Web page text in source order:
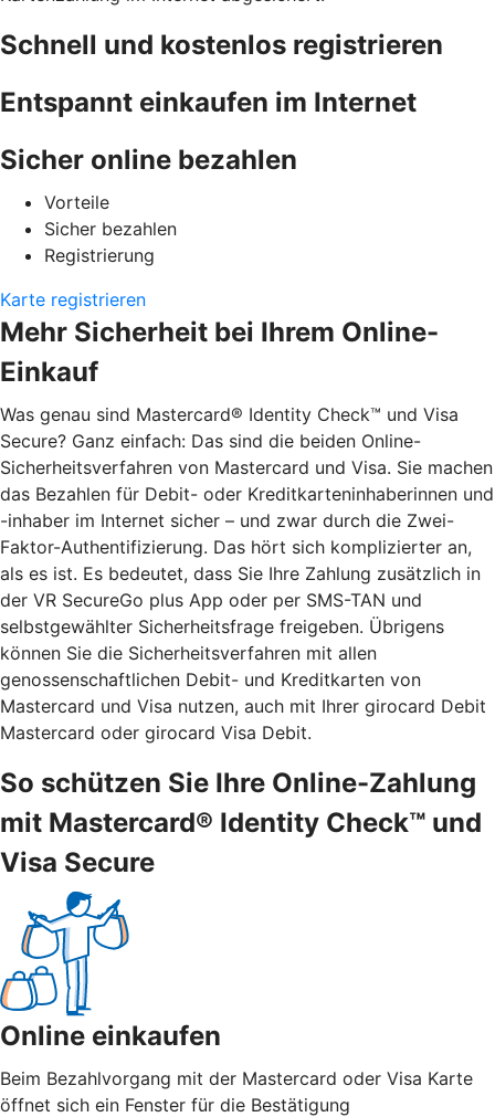
Schnell und kostenlos registrieren
Entspannt einkaufen im Internet
Sicher online bezahlen
Vorteile
Sicher bezahlen
Registrierung
Karte registrieren
Mehr Sicherheit bei Ihrem Online-
Einkauf
Was genau sind Mastercard® Identity Check™ und Visa
Secure? Ganz einfach: Das sind die beiden Online-
Sicherheitsverfahren von Mastercard und Visa. Sie machen
das Bezahlen für Debit- oder Kreditkarteninhaberinnen und
-inhaber im Internet sicher – und zwar durch die Zwei-
Faktor-Authentifizierung. Das hört sich komplizierter an,
als es ist. Es bedeutet, dass Sie Ihre Zahlung zusätzlich in
der VR SecureGo plus App oder per SMS-TAN und
selbstgewählter Sicherheitsfrage freigeben. Übrigens
können Sie die Sicherheitsverfahren mit allen
genossenschaftlichen Debit- und Kreditkarten von
Mastercard und Visa nutzen, auch mit Ihrer girocard Debit
Mastercard oder girocard Visa Debit.
So schützen Sie Ihre Online-Zahlung
mit Mastercard® Identity Check™ und
Visa Secure
Online einkaufen
Beim Bezahlvorgang mit der Mastercard oder Visa Karte
öffnet sich ein Fenster für die Bestätigung